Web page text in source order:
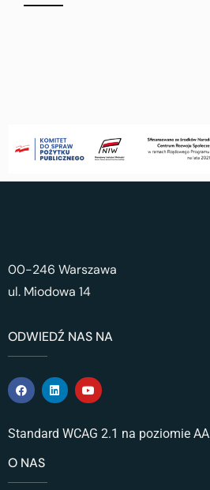
00-246 Warszawa
ul. Miodowa 14
ODWIEDŹ NAS NA
Standard WCAG 2.1 na poziomie AA
O NAS